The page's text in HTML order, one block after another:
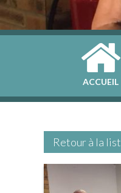
ACCUEIL
Retour à la